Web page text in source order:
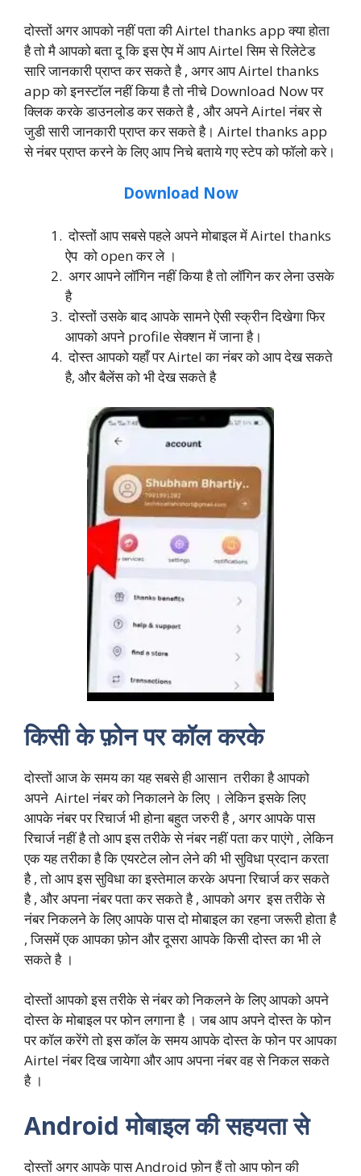
दोस्तों अगर आपको नहीं पता की Airtel thanks app क्या होता
है तो मै आपको बता दू कि इस ऐप में आप Airtel सिम से रिलेटेड
सारि जानकारी प्राप्त कर सकते है , अगर आप Airtel thanks
app को इनस्टॉल नहीं किया है तो नीचे Download Now पर
क्लिक करके डाउनलोड कर सकते है , और अपने Airtel नंबर से
जुडी सारी जानकारी प्राप्त कर सकते है। Airtel thanks app
से नंबर प्राप्त करने के लिए आप निचे बताये गए स्टेप को फॉलो करे।
Download Now
दोस्तों आप सबसे पहले अपने मोबाइल में Airtel thanks
ऐप को open कर ले ।
अगर आपने लॉगिन नहीं किया है तो लॉगिन कर लेना उसके
है
दोस्तों उसके बाद आपके सामने ऐसी स्क्रीन दिखेगा फिर
आपको अपने profile सेक्शन में जाना है।
दोस्त आपको यहाँ पर Airtel का नंबर को आप देख सकते
है, और बैलेंस को भी देख सकते है
किसी के फ़ोन पर कॉल करके
दोस्तों आज के समय का यह सबसे ही आसान तरीका है आपको
अपने Airtel नंबर को निकालने के लिए । लेकिन इसके लिए
आपके नंबर पर रिचार्ज भी होना बहुत जरुरी है , अगर आपके पास
रिचार्ज नहीं है तो आप इस तरीके से नंबर नहीं पता कर पाएंगे , लेकिन
एक यह तरीका है कि एयरटेल लोन लेने की भी सुविधा प्रदान करता
है , तो आप इस सुविधा का इस्तेमाल करके अपना रिचार्ज कर सकते
है , और अपना नंबर पता कर सकते है , आपको अगर इस तरीके से
नंबर निकलने के लिए आपके पास दो मोबाइल का रहना जरूरी होता है
, जिसमें एक आपका फ़ोन और दूसरा आपके किसी दोस्त का भी ले
सकते है ।
दोस्तों आपको इस तरीके से नंबर को निकलने के लिए आपको अपने
दोस्त के मोबाइल पर फोन लगाना है । जब आप अपने दोस्त के फोन
पर कॉल करेंगे तो इस कॉल के समय आपके दोस्त के फोन पर आपका
Airtel नंबर दिख जायेगा और आप अपना नंबर वह से निकल सकते
है ।
Android मोबाइल की सहयता से
दोस्तों अगर आपके पास Android फ़ोन हैं तो आप फोन की